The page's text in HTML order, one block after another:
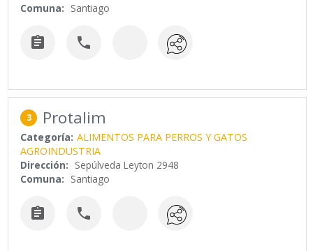
Comuna: Santiago
 
3 Protalim
Categoría: ALIMENTOS PARA PERROS Y GATOS
AGROINDUSTRIA
Dirección: Sepúlveda Leyton 2948
Comuna: Santiago
 